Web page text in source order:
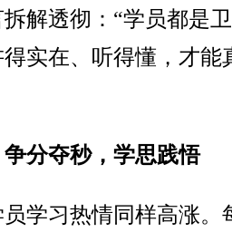
解透彻：“学员都是
实在、听得懂，才能
分夺秒，学思践悟
习热情同样高涨。